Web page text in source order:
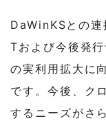
DaWinKSとの
Tおよび今後発
の実利用拡大に
です。今後、ク
するニーズがさ